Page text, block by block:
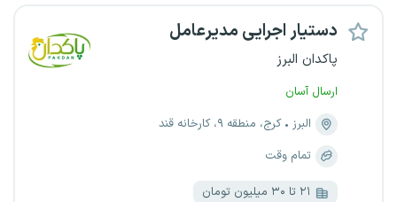
دستیار اجرایی مدیرعامل
پاکدان البرز
ارسال آسان
البرز
کرج، منطقه ۹، کارخانه قند
تمام وقت
۲۱ تا ۳۰ میلیون تومان